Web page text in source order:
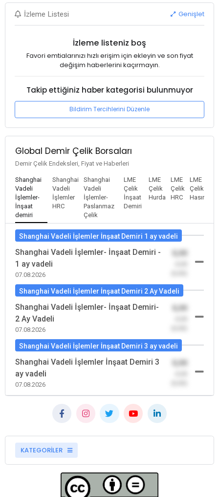
İzleme Listesi Genişlet
İzleme listeniz boş
Favori emtialarınızı hızlı erişim için ekleyin ve son fiyat
değişim haberlerini kaçırmayın.
Takip ettiğiniz haber kategorisi bulunmuyor
Bildirim Tercihlerini Düzenle
Global Demir Çelik Borsaları
Demir Çelik Endeksleri, Fiyat ve Haberleri
Shanghai
Vadeli
İşlemler-
İnşaat
demiri
Shanghai
Vadeli
İşlemler
HRC
Shanghai
Vadeli
İşlemler-
Paslanmaz
Çelik
LME
Çelik
İnşaat
Demiri
LME
Çelik
Hurda
LME
Çelik
HRC
LME
Çelik
Hasır
Shanghai Vadeli İşlemler İnşaat Demiri 1 ay vadeli
Shanghai Vadeli İşlemler- İnşaat Demiri -
1 ay vadeli
07.08.2026
Shanghai Vadeli İşlemler İnşaat Demiri 2 Ay Vadeli
Shanghai Vadeli İşlemler- İnşaat Demiri-
2 Ay Vadeli
07.08.2026
Shanghai Vadeli İşlemler İnşaat Demiri 3 ay vadeli
Shanghai Vadeli İşlemler İnşaat Demiri 3
ay vadeli
07.08.2026
KATEGORİLER